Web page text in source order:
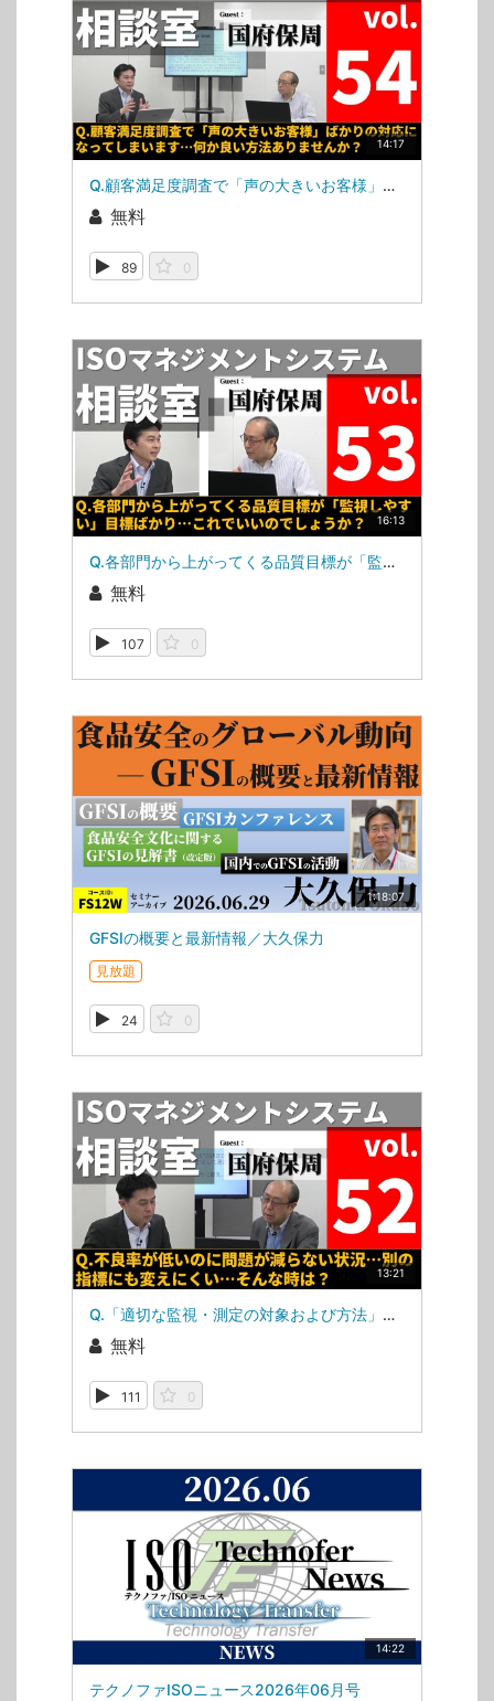
14:17
Q.顧客満足度調査で「声の大きいお客様」ばかりの対応になってしまいます…何か良い方法ありませんか？（ISOマネジメントシステム相談室・第54回）
無料
89 0
16:13
Q.各部門から上がってくる品質目標が「監視しやすい」目標ばかり…これでいいのでしょうか？（ISOマネジメントシステム相談室・相談室第53回）
無料
107 0
1:18:07
GFSIの概要と最新情報／大久保力
見放題
24 0
13:21
Q.「適切な監視・測定の対象および方法」、課題が減っていない…（ISOマネジメントシステム相談室・第52回）
無料
111 0
14:22
テクノファISOニュース2026年06月号